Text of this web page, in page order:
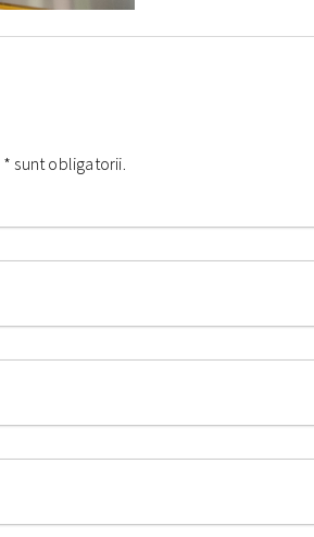
* sunt obligatorii.